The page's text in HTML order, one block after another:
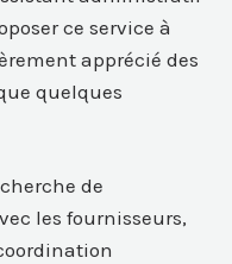
ce service à
apprécié des
quelques
de
les fournisseurs,